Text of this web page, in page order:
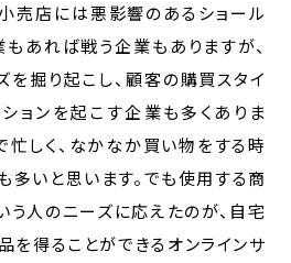
売店には悪影響のあるショール
あれば戦う企業もありますが、
を掘り起こし、顧客の購買スタイ
ョンを起こす企業も多くありま
忙しく、なかなか買い物をする時
多いと思います。でも使用する商
う人のニーズに応えたのが、自宅
を得ることができるオンラインサ